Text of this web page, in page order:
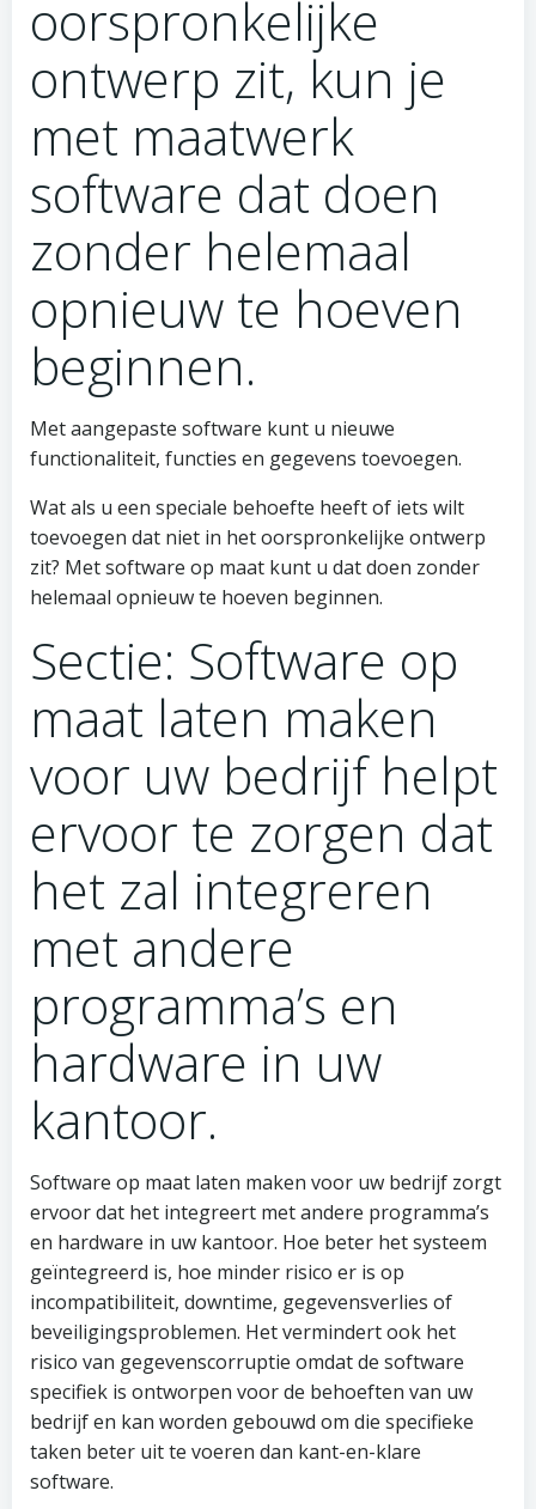
oorspronkelijke
ontwerp zit, kun je
met maatwerk
software dat doen
zonder helemaal
opnieuw te hoeven
beginnen.
Met aangepaste software kunt u nieuwe
functionaliteit, functies en gegevens toevoegen.
Wat als u een speciale behoefte heeft of iets wilt
toevoegen dat niet in het oorspronkelijke ontwerp
zit? Met software op maat kunt u dat doen zonder
helemaal opnieuw te hoeven beginnen.
Sectie: Software op
maat laten maken
voor uw bedrijf helpt
ervoor te zorgen dat
het zal integreren
met andere
programma’s en
hardware in uw
kantoor.
Software op maat laten maken voor uw bedrijf zorgt
ervoor dat het integreert met andere programma’s
en hardware in uw kantoor. Hoe beter het systeem
geïntegreerd is, hoe minder risico er is op
incompatibiliteit, downtime, gegevensverlies of
beveiligingsproblemen. Het vermindert ook het
risico van gegevenscorruptie omdat de software
specifiek is ontworpen voor de behoeften van uw
bedrijf en kan worden gebouwd om die specifieke
taken beter uit te voeren dan kant-en-klare
software.